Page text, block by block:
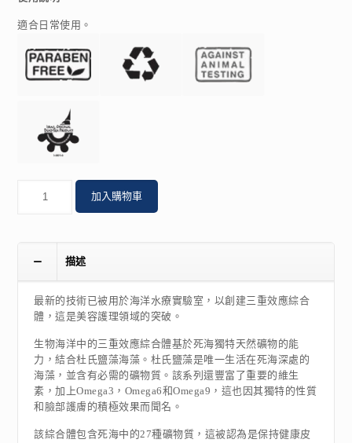
適合日常使用。
加入購物車
描述
最新的技術已被用於海洋水療實驗室，以創建三重效應綜合
體，這是美容護理領域的突破。
生物海洋中的三重效應綜合體基於死海獨特天然礦物的能
力，結合杜氏鹽藻海藻。杜氏鹽藻是唯一生活在死海深處的
海藻，並含有必需的礦物質。該系列還豐富了重要的維生
素，加上Omega3，Omega6和Omega9，這也因其獨特的性質
和臉部護膚的積極效果而聞名。
該綜合體包含死海中的27種礦物質，這被認為是保持健康皮